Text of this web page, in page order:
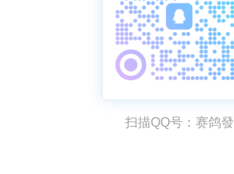
扫描QQ号：赛鸽發